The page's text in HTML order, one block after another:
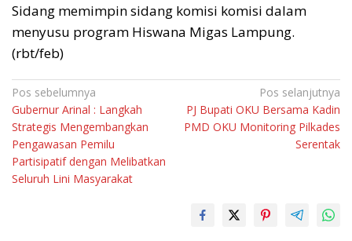
Sidang memimpin sidang komisi komisi dalam
menyusu program Hiswana Migas Lampung.
(rbt/feb)
Navigasi
pos
Pos sebelumnya
Gubernur Arinal : Langkah
Strategis Mengembangkan
Pengawasan Pemilu
Partisipatif dengan Melibatkan
Seluruh Lini Masyarakat
Pos selanjutnya
PJ Bupati OKU Bersama Kadin
PMD OKU Monitoring Pilkades
Serentak